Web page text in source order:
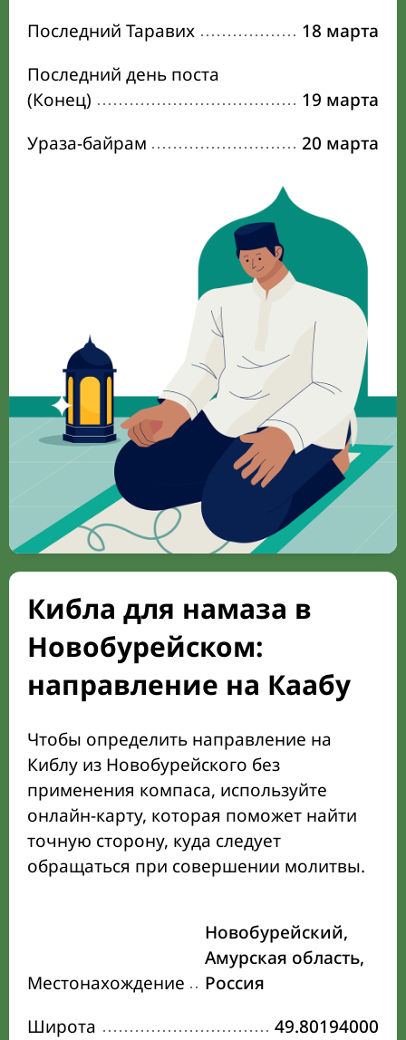
Последний Таравих
18 марта
Последний день поста
(Конец)
19 марта
Ураза-байрам
20 марта
Кибла для намаза в
Новобурейском:
направление на Каабу
Чтобы определить направление на
Киблу из Новобурейского без
применения компаса, используйте
онлайн-карту, которая поможет найти
точную сторону, куда следует
обращаться при совершении молитвы.
Местонахождение
Новобурейский,
Амурская область,
Россия
Широта
49.80194000